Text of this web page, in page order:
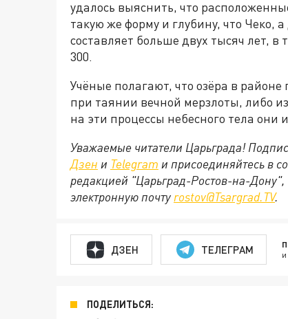
удалось выяснить, что
такую же форму и глубину, что Чеко,
составляет больше двух тысяч лет,
300.
Учёные полагают, что озёра в
при таянии вечной мерзлоты, либо
на эти процессы небесного тела они
Уважаемые читатели Царьграда!
Дзен и Telegram и присоединяйтесь в
редакцией "Царьград-Ростов-на-
электронную почту rostov@Tsargrad.ТV.
ДЗЕН ТЕЛЕГРАМ
ПОДЕЛИТЬСЯ: